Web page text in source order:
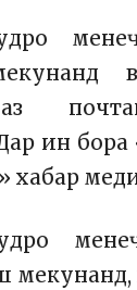
ин
хабар